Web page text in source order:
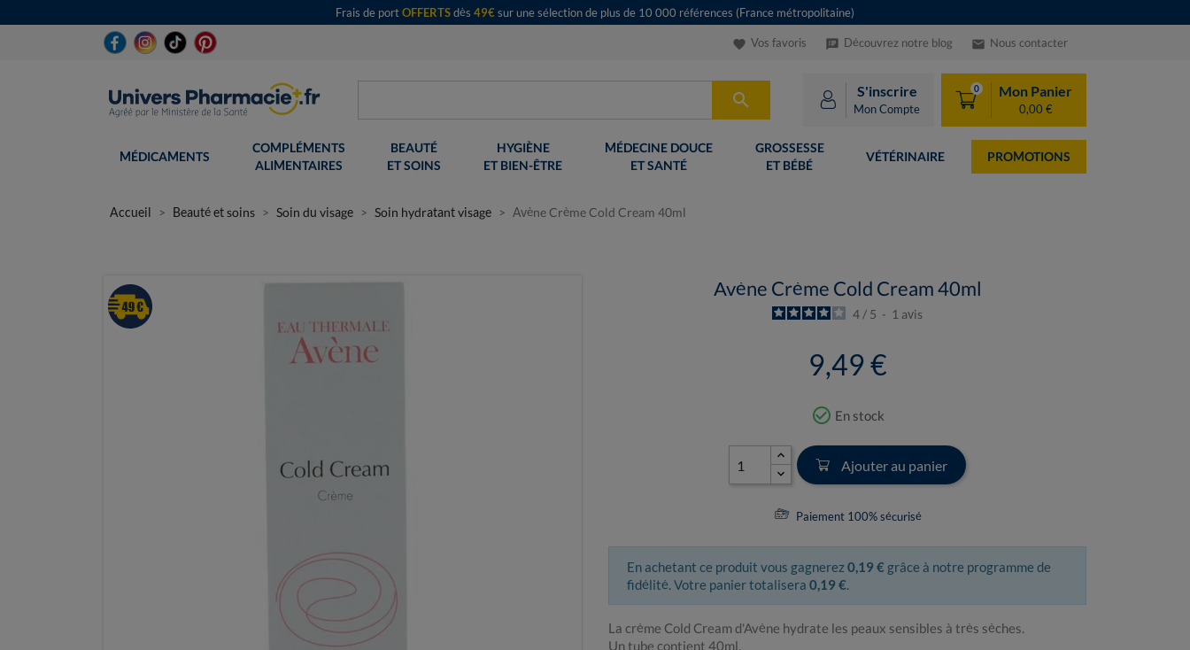
Frais de portOFFERTSdès 49€sur une sélection de plus de 10 000 références (France métropolitaine)
favorite Vos favoris speaker_notes Découvrez notre blog email Nous contacter
 S'inscrire
Mon Compte
0 Mon Panier
0,00 €
MÉDICAMENTS
COMPLÉMENTS
ALIMENTAIRES
BEAUTÉ
ET SOINS
HYGIÈNE
ET BIEN-ÊTRE
MÉDECINE DOUCE
ET SANTÉ
GROSSESSE
ET BÉBÉ
VÉTÉRINAIRE PROMOTIONS
Accueil Beauté et soins Soin du visage Soin hydratant visage Avène Crème Cold Cream 40ml
Avène Crème Cold Cream 40ml
4 / 5 - 1 avis
9,49 €
check_circle_outline En stock
Ajouter au panier
Paiement 100% sécurisé
En achetant ce produit vous gagnerez0,19 € grâce à notre programme de
fidélité. Votre panier totalisera 0,19 €.
La crème Cold Cream d'Avène hydrate les peaux sensibles à très sèches.
Un tube contient 40ml.